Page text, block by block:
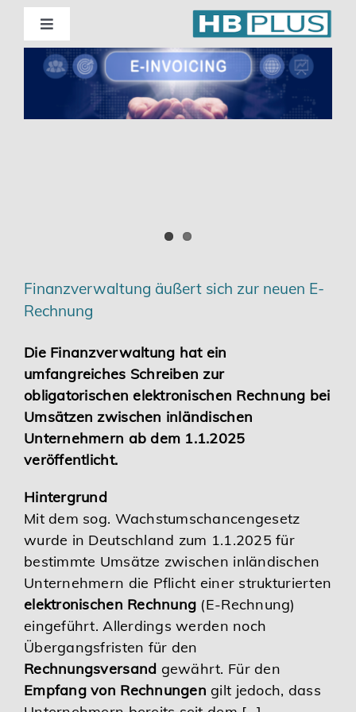
Skip
content
Toggle
Navigation
Standorte
Beratung
Karriere
Services
Finanzverwaltung äußert sich zur neuen E-
Rechnung
Die Finanzverwaltung hat ein
umfangreiches Schreiben zur
obligatorischen elektronischen Rechnung bei
Umsätzen zwischen inländischen
Unternehmern ab dem 1.1.2025
veröffentlicht.
Hintergrund
Mit dem sog. Wachstumschancengesetz
wurde in Deutschland zum 1.1.2025 für
bestimmte Umsätze zwischen inländischen
Unternehmern die Pflicht einer strukturierten
elektronischen Rechnung (E-Rechnung)
eingeführt. Allerdings werden noch
Übergangsfristen für den
Rechnungsversand gewährt. Für den
Empfang von Rechnungen gilt jedoch, dass